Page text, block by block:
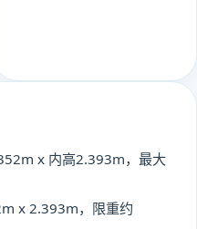
x 内高2.393m，最大
x 2.393m，限重约